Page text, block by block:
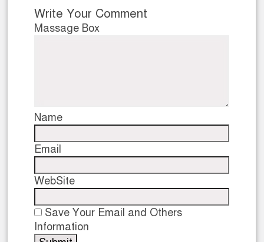
Write Your Comment
Massage Box
Name
Email
WebSite
Save Your Email and Others
Information